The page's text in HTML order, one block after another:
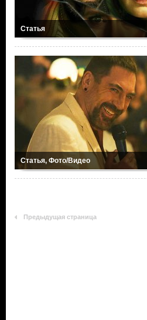
Статья
Статья, Фото/Видео
Предыдущая страница